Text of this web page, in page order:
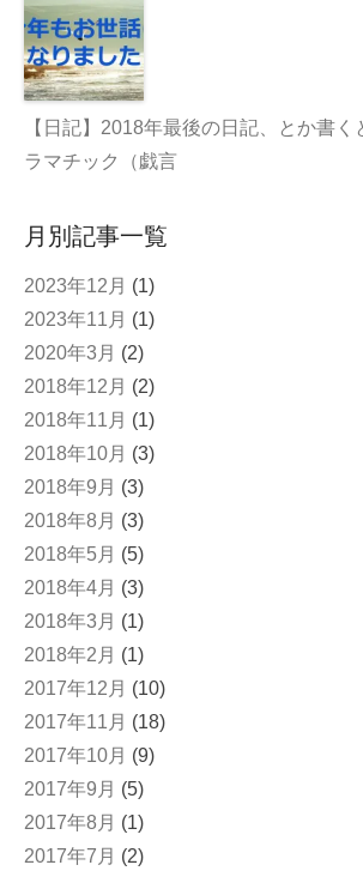
【日記】2018年最後の日記、とか書く
ラマチック（戯言
月別記事一覧
2023年12月 (1)
2023年11月 (1)
2020年3月 (2)
2018年12月 (2)
2018年11月 (1)
2018年10月 (3)
2018年9月 (3)
2018年8月 (3)
2018年5月 (5)
2018年4月 (3)
2018年3月 (1)
2018年2月 (1)
2017年12月 (10)
2017年11月 (18)
2017年10月 (9)
2017年9月 (5)
2017年8月 (1)
2017年7月 (2)